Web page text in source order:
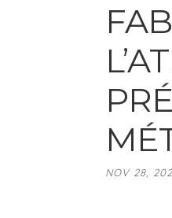
NOV 28,